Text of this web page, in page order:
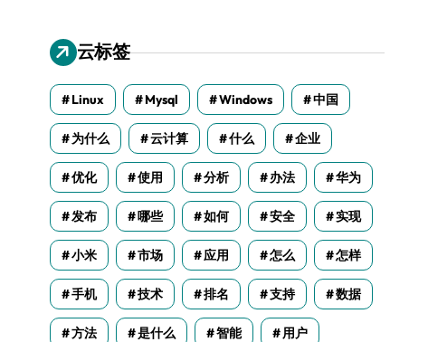
云标签
Linux Mysql Windows 中国
为什么 云计算 什么 企业
优化 使用 分析 办法 华为
发布 哪些 如何 安全 实现
小米 市场 应用 怎么 怎样
手机 技术 排名 支持 数据
方法 是什么 智能 用户